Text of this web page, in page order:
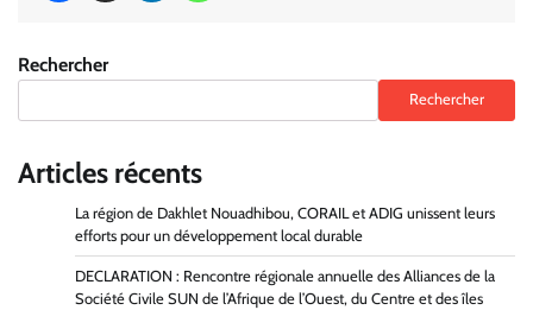
Rechercher
Rechercher
Articles récents
La région de Dakhlet Nouadhibou, CORAIL et ADIG unissent leurs
efforts pour un développement local durable
DECLARATION : Rencontre régionale annuelle des Alliances de la
Société Civile SUN de l’Afrique de l’Ouest, du Centre et des îles